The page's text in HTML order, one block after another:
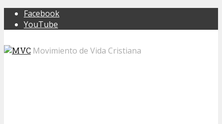
Facebook
YouTube
Movimiento de Vida Cristiana